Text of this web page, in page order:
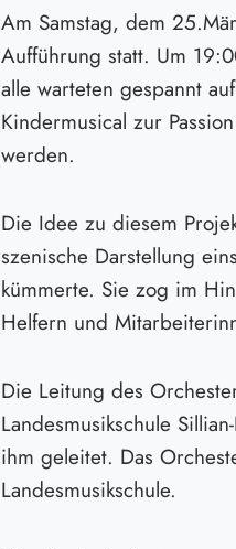
Am Samstag, dem
Aufführung statt. Um
alle warteten gespannt
Kindermusical zur
werden.
Die Idee zu diesem
szenische Darstellung
kümmerte. Sie zog im
Helfern und
Die Leitung des
Landesmusikschule
ihm geleitet. Das
Landesmusikschule.